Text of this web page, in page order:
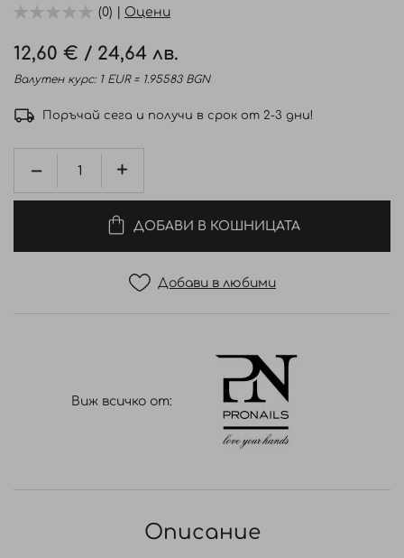
(0) | Оцени
12,60 € / 24,64 лв.
Валутен курс: 1 EUR = 1.95583 BGN
Поръчай сега и получи в срок от 2-3 дни!
ДОБАВИ В КОШНИЦАТА
Добави в любими
Виж всичко от:
Описание